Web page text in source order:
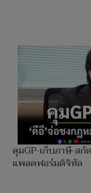
คุมGP-เก็บภาษี-สกั
แพลตฟอร์มดิจิทัล